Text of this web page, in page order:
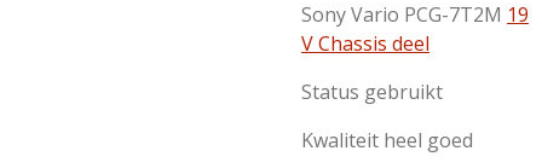
Sony Vario PCG-7T2M 19
V Chassis deel
Status gebruikt
Kwaliteit heel goed